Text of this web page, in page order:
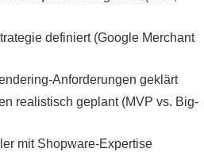
definiert (Google Merchant
Anforderungen geklärt
realistisch geplant (MVP vs. Big-
mit Shopware-Expertise